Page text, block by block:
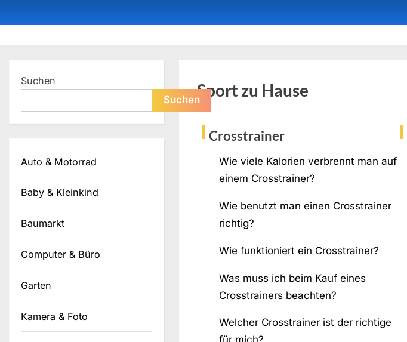
to
Sport zu Hause
Crosstrainer
Wie viele Kalorien verbrennt man auf
einem Crosstrainer?
Wie benutzt man einen Crosstrainer
richtig?
Wie funktioniert ein Crosstrainer?
Was muss ich beim Kauf eines
Crosstrainers beachten?
Welcher Crosstrainer ist der richtige
Suchen
Suchen
Auto & Motorrad
Baby & Kleinkind
Baumarkt
Computer & Büro
Garten
Kamera & Foto